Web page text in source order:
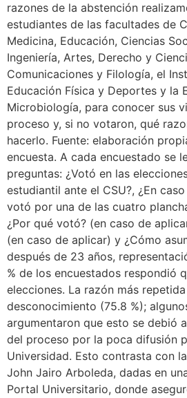
razones de la abstención
estudiantes de las facultades de
Medicina, Educación, Ciencias
Ingeniería, Artes, Derecho y
Comunicaciones y Filología, el
Educación Física y Deportes y la
Microbiología, para conocer sus
proceso y, si no votaron, qué
hacerlo. Fuente: elaboración
encuesta. A cada encuestado se
preguntas: ¿Votó en las
estudiantil ante el CSU?, ¿En
votó por una de las cuatro
¿Por qué votó? (en caso de
(en caso de aplicar) y ¿Cómo
después de 23 años,
% de los encuestados respondió
elecciones. La razón más
desconocimiento (75.8 %);
argumentaron que esto se debió
del proceso por la poca difusión
Universidad. Esto contrasta con
John Jairo Arboleda, dadas en
Portal Universitario, donde